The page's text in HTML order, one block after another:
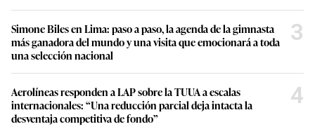
Simone Biles en Lima: paso a paso, la agenda de la gimnasta
más ganadora del mundo y una visita que emocionará a toda
una selección nacional
3
Aerolíneas responden a LAP sobre la TUUA a escalas
internacionales: “Una reducción parcial deja intacta la
desventaja competitiva de fondo”
4